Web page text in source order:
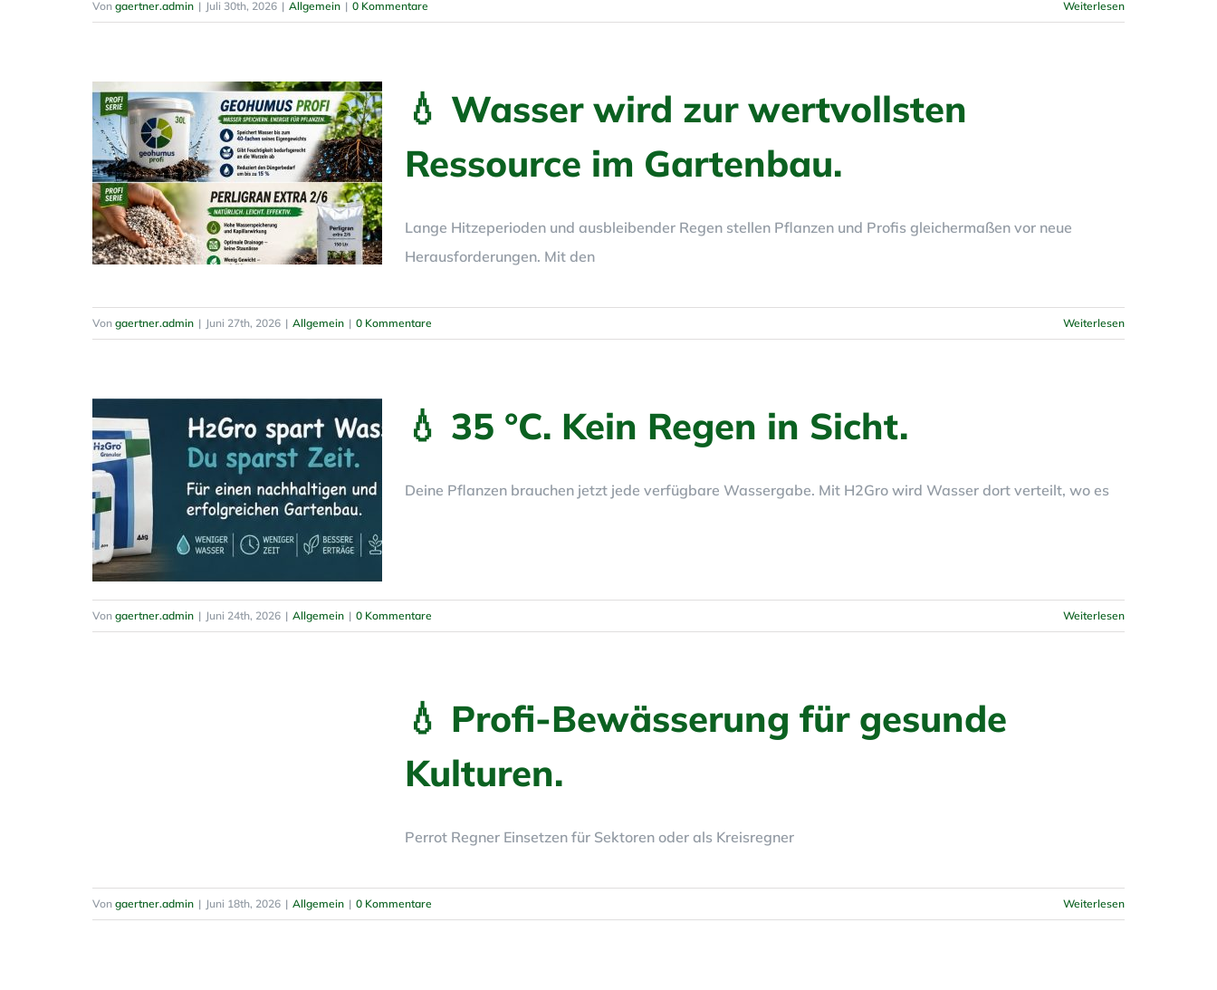
Von gaertner.admin | Juli 30th, 2026 | Allgemein | 0 Kommentare Weiterlesen
💧 Wasser wird zur wertvollsten
Ressource im Gartenbau.
Lange Hitzeperioden und ausbleibender Regen stellen Pflanzen und Profis gleichermaßen vor neue
Herausforderungen. Mit den
Von gaertner.admin | Juni 27th, 2026 | Allgemein | 0 Kommentare Weiterlesen
💧 35 °C. Kein Regen in Sicht.
Deine Pflanzen brauchen jetzt jede verfügbare Wassergabe. Mit H2Gro wird Wasser dort verteilt, wo es
Von gaertner.admin | Juni 24th, 2026 | Allgemein | 0 Kommentare Weiterlesen
💧 Profi-Bewässerung für gesunde
Kulturen.
Perrot Regner Einsetzen für Sektoren oder als Kreisregner
Von gaertner.admin | Juni 18th, 2026 | Allgemein | 0 Kommentare Weiterlesen